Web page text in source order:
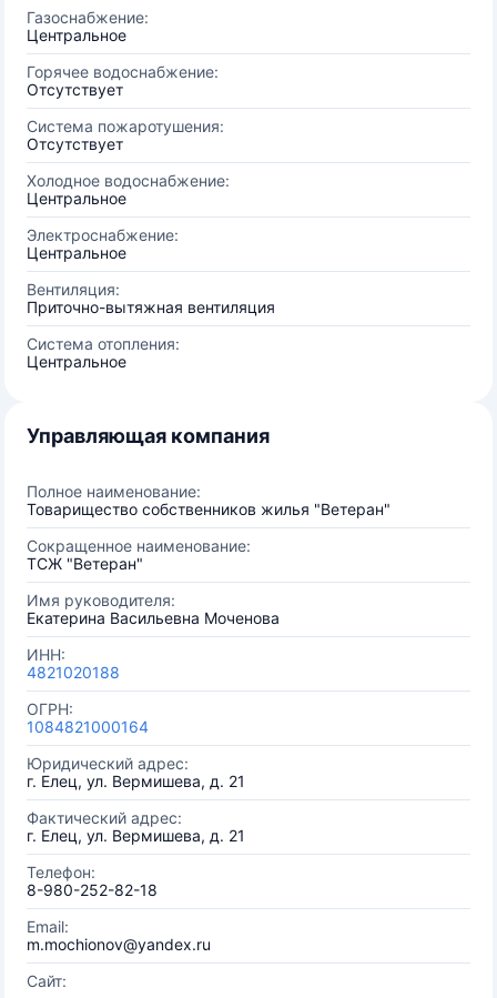
Газоснабжение:
Центральное
Горячее водоснабжение:
Отсутствует
Система пожаротушения:
Отсутствует
Холодное водоснабжение:
Центральное
Электроснабжение:
Центральное
Вентиляция:
Приточно-вытяжная вентиляция
Система отопления:
Центральное
Управляющая компания
Полное наименование:
Товарищество собственников жилья "Ветеран"
Сокращенное наименование:
ТСЖ "Ветеран"
Имя руководителя:
Екатерина Васильевна Моченова
ИНН:
4821020188
ОГРН:
1084821000164
Юридический адрес:
г. Елец, ул. Вермишева, д. 21
Фактический адрес:
г. Елец, ул. Вермишева, д. 21
Телефон:
8-980-252-82-18
Email:
m.mochionov@yandex.ru
Сайт: